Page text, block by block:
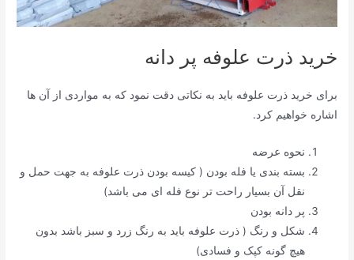
خرید ذرت علوفه پر دانه
برای خرید ذرت علوفه باید به نکاتی دقت نمود که به مواردی از آن ها
اشاره خواهیم کرد.
نحوه عرضه
بسته بندی یا فله بودن ( کیسه بودن ذرت علوفه به جهت حمل و
نقل آن بسیار راحت تر نوع فله ای می باشد)
پر دانه بودن
شکل و رنگ ( ذرت علوفه باید به رنگ زرد و سبز باشد بدون
هیچ گونه کپک و فسادی)